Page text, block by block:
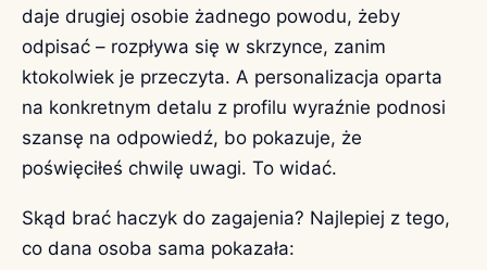
daje drugiej osobie żadnego powodu, żeby
odpisać – rozpływa się w skrzynce, zanim
ktokolwiek je przeczyta. A personalizacja oparta
na konkretnym detalu z profilu wyraźnie podnosi
szansę na odpowiedź, bo pokazuje, że
poświęciłeś chwilę uwagi. To widać.
Skąd brać haczyk do zagajenia? Najlepiej z tego,
co dana osoba sama pokazała: